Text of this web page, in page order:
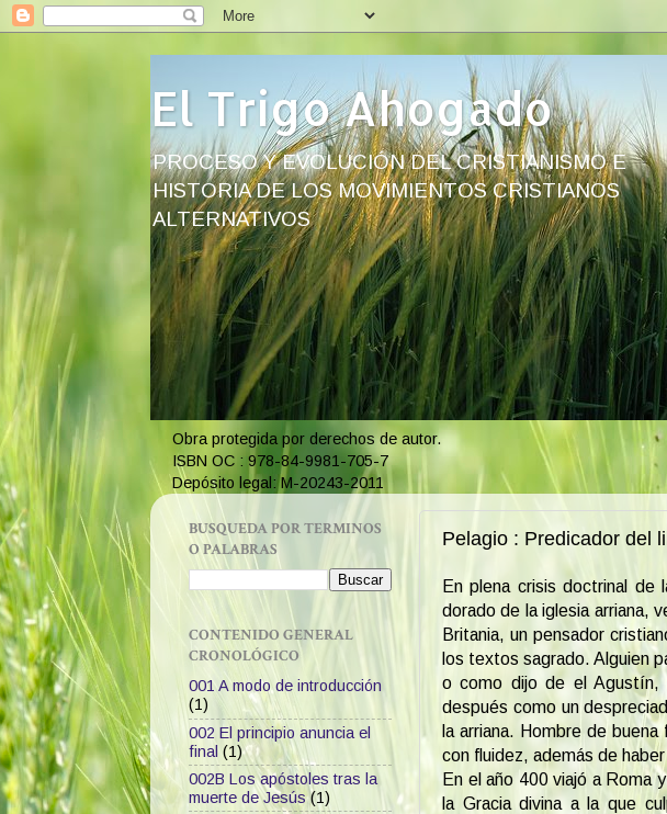
El Trigo Ahogado
PROCESO Y EVOLUCIÓN DEL CRISTIANISMO E
HISTORIA DE LOS MOVIMIENTOS CRISTIANOS
ALTERNATIVOS
Obra protegida por derechos de autor.
ISBN OC : 978-84-9981-705-7
Depósito legal: M-20243-2011
Pelagio : Predicador del
En plena crisis doctrinal de
dorado de la iglesia arriana,
Britania, un pensador
los textos sagrado. Alguien
o como dijo de el Agustín,
después como un
la arriana. Hombre de
con fluidez, además de
En el año 400 viajó a Roma
la Gracia divina a la que
BUSQUEDA POR TERMINOS
O PALABRAS
CONTENIDO GENERAL
CRONOLÓGICO
001 A modo de introducción
(1)
002 El principio anuncia el
final (1)
002B Los apóstoles tras la
muerte de Jesús (1)